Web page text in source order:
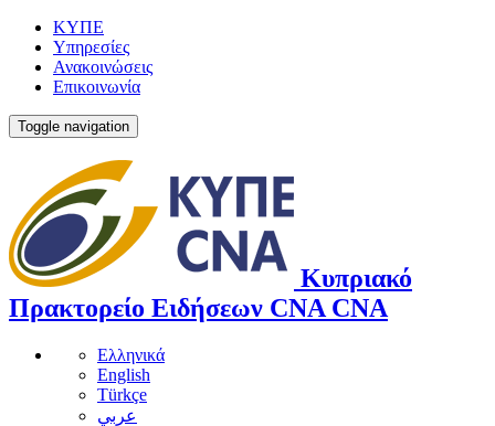
ΚΥΠΕ
Υπηρεσίες
Ανακοινώσεις
Επικοινωνία
Toggle navigation
Κυπριακό
Πρακτορείο Ειδήσεων CNA CNA
Ελληνικά
English
Türkçe
عربي